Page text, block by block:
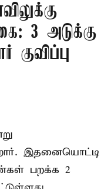
3 அடுக்கு
குவிப்பு
இதனையொட்டி
பறக்க 2